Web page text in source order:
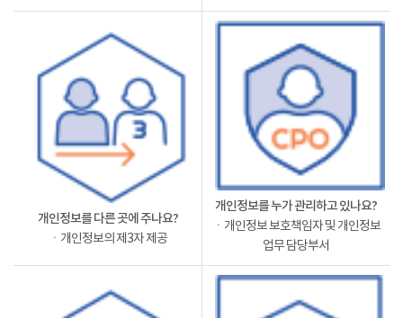
개인정보를 다른 곳에 주나요?
ㆍ개인정보의 제3자 제공
개인정보를 누가 관리하고 있나요?
ㆍ개인정보 보호책임자 및 개인정보
업무 담당부서